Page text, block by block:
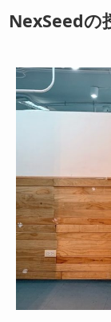
NexSeedの